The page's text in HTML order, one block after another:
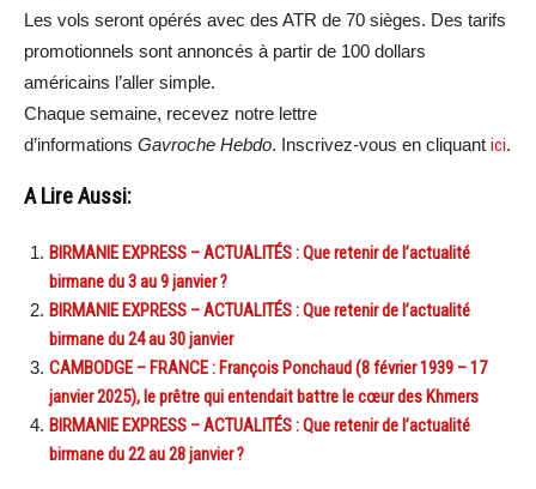
Les vols seront opérés avec des ATR de 70 sièges. Des tarifs
promotionnels sont annoncés à partir de 100 dollars
américains l’aller simple.
Chaque semaine, recevez notre lettre
d’informations Gavroche Hebdo. Inscrivez-vous en cliquant ici.
A Lire Aussi:
BIRMANIE EXPRESS – ACTUALITÉS : Que retenir de l’actualité
birmane du 3 au 9 janvier ?
BIRMANIE EXPRESS – ACTUALITÉS : Que retenir de l’actualité
birmane du 24 au 30 janvier
CAMBODGE – FRANCE : François Ponchaud (8 février 1939 – 17
janvier 2025), le prêtre qui entendait battre le cœur des Khmers
BIRMANIE EXPRESS – ACTUALITÉS : Que retenir de l’actualité
birmane du 22 au 28 janvier ?